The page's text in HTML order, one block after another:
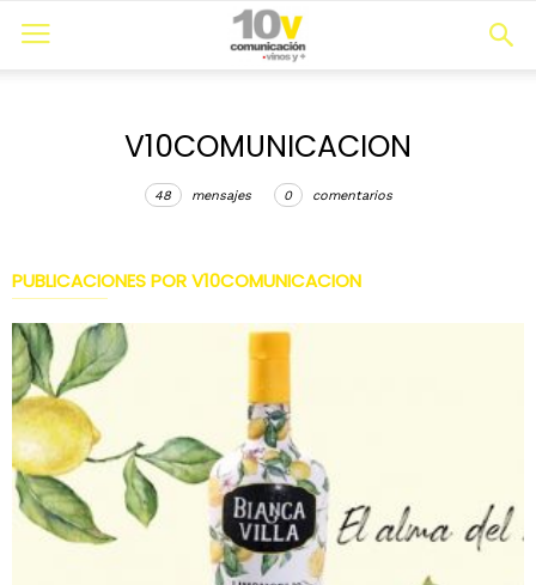
V10COMUNICACION
48 mensajes 0 comentarios
PUBLICACIONES POR V10COMUNICACION